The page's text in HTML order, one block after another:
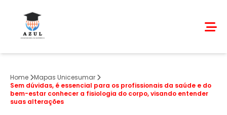
Home
Mapas Unicesumar
Sem dúvidas, é essencial para os profissionais da saúde e do
bem-estar conhecer a fisiologia do corpo, visando entender
suas alterações